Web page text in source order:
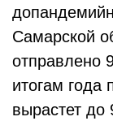
Самарской
отправлено
итогам года
вырастет до